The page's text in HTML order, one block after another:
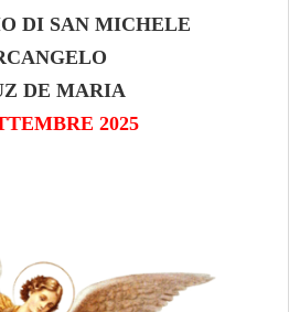
DI SAN MICHELE
DE MARIA
2025